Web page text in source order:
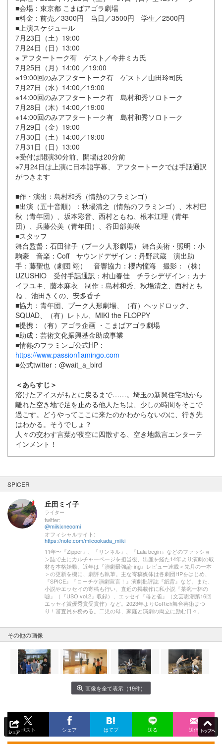
■会場：東京都 こまばアゴラ劇場
■料金：前売／3300円 当日／3500円 学生／2500円
■上演スケジュール
7月23日（土）19:00
7月24日（日）13:00
※ アフタートーク有 ゲスト／今井ミカ氏
7月25日（月）14:00 ／19:00
※19:00回のみアフタートーク有 ゲスト／山田玲司氏
7月27日（水）14:00／19:00
※14:00回のみアフタートーク有 島村和秀ソロトーク
7月28日（木）14:00／19:00
※14:00回のみアフタートーク有 島村和秀ソロトーク
7月29日（金）19:00
7月30日（土）14:00／19:00
7月31日（日）13:00
※受付は開演30分前、開場は20分前
※7月24日は上演に日本語字幕、 アフタートークでは手話通訳
がつきます
■作・演出：島村和秀（情熱のフラミンゴ）
■出演（五十音順）：秋場清之（情熱のフラミンゴ）、木村巴
秋（青年団）、坂本彩音、西村ともね、根本江理（青年
団）、兵藤公美（青年団）、谷田部美咲
■スタッフ
舞台監督：石田律子（プーク人形劇場） 舞台美術・照明：小
駒豪 音楽：Coff サウンドデザイン：丹野武蔵 演出助
手：藤聖也（劇団 翊） 音響協力：櫻内憧海 撮影：（株）
UZUSHIO 受付手話通訳：村山春佳 チラシデザイン：カナ
イフユキ、藤本麻衣 制作：島村和秀、秋場清之、西村とも
ね 、池田きくの、安多香子
■協力：青年団、プーク人形劇場、（有）ヘッドロック、
SQUAD、（有）レトル、MIKI the FLOPPY
■提携：（有）アゴラ企画 ・こまばアゴラ劇場
■助成：芸術文化振興基金助成事業
■情熱のフラミンゴ公式HP：
https://www.passionflamingo.com
■公式twitter：@wait_a_bird
＜あらすじ＞
溶けたアイスがもとに戻るまで……。埼玉の新興住宅地から
離れた空き地で足を止める他人たちは、少しの時間をそこで
過ごす。どうやってここに来たのかわからないのに、行き先
はわかる。そうでしょ？
人々の交わす言葉が夜空に四散する、空き地戯言エンターテ
インメント！
SPICER
丘田ミイ子
ライター
twitter:
@miikixnecomi
オフィシャルサイト:
https://note.com/miicookada_miiki
11年〜『Zipper』、『リンネル』、『Lala begin』などのファッショ
ン誌で主にカルチャーページを担当後、出産を経た14年より演劇の取
材を本格始動。近年は『演劇最強論-ing』レビュー連載＜先月の一本
＞の更新を機に、劇評も執筆。主な寄稿媒体は各劇団HPをはじめ、
『SPICE』『ローチケ演劇宣言！』演劇批評誌『紙背』など。また、
小説やエッセイの寄稿も行い、直近の掲載作に私小説『茶碗一杯の
嘘』（『USO vol.2』収録）、エッセイ『母と雀』（文芸思潮第16回
エッセイ賞優秀賞受賞作）など。2023年よりCoRich舞台芸術まつ
り！審査員を務める。二児の母、家庭と演劇の両立に励む日々。
その他の画像
画像を全て表示（19件）
ポスト シェア はてブ 送る 送信